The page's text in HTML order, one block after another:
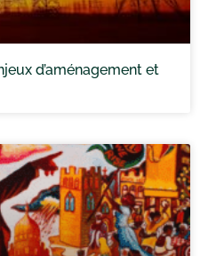
d’aménagement et